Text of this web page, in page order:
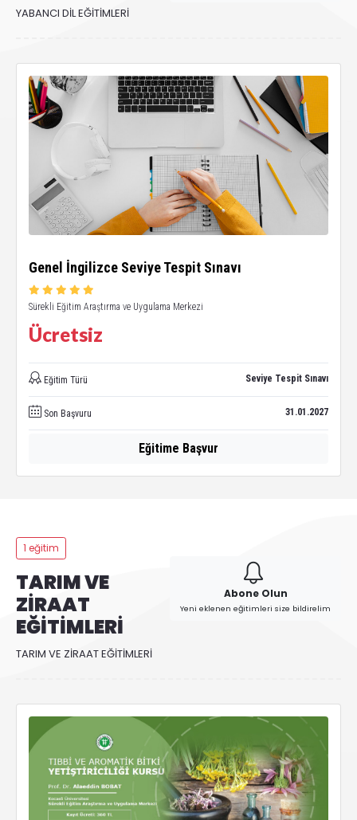
YABANCI DİL EĞİTİMLERİ
Genel İngilizce Seviye Tespit Sınavı
Sürekli Eğitim Araştırma ve Uygulama Merkezi
Ücretsiz
Eğitim Türü Seviye Tespit Sınavı
Son Başvuru 31.01.2027
Eğitime Başvur
Abone Olun
Yeni eklenen eğitimleri size bildirelim
1 eğitim
TARIM VE
ZİRAAT
EĞİTİMLERİ
TARIM VE ZİRAAT EĞİTİMLERİ